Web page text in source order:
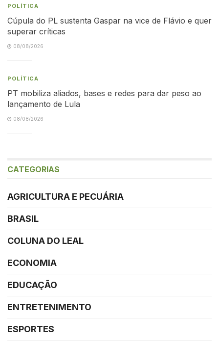
POLÍTICA
Cúpula do PL sustenta Gaspar na vice de Flávio e quer
superar críticas
08/08/2026
POLÍTICA
PT mobiliza aliados, bases e redes para dar peso ao
lançamento de Lula
08/08/2026
CATEGORIAS
AGRICULTURA E PECUÁRIA
BRASIL
COLUNA DO LEAL
ECONOMIA
EDUCAÇÃO
ENTRETENIMENTO
ESPORTES